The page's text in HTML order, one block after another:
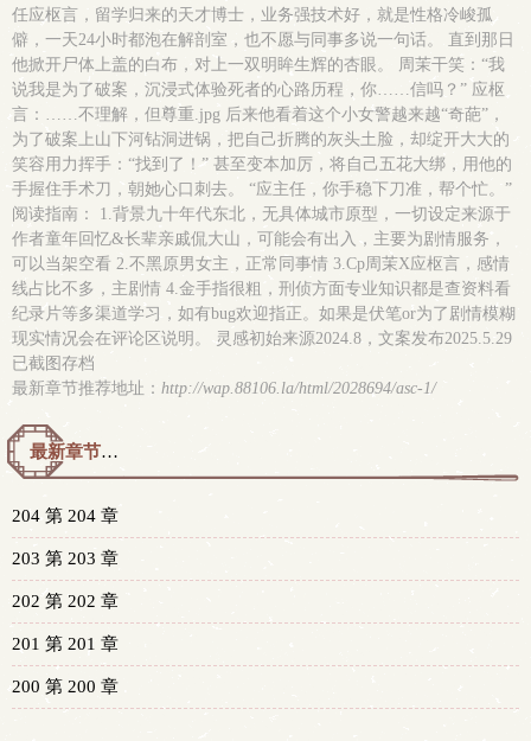
任应枢言，留学归来的天才博士，业务强技术好，就是性格冷峻孤
僻，一天24小时都泡在解剖室，也不愿与同事多说一句话。 直到那日
他掀开尸体上盖的白布，对上一双明眸生辉的杏眼。 周茉干笑：“我
说我是为了破案，沉浸式体验死者的心路历程，你……信吗？” 应枢
言：……不理解，但尊重.jpg 后来他看着这个小女警越来越“奇葩”，
为了破案上山下河钻洞进锅，把自己折腾的灰头土脸，却绽开大大的
笑容用力挥手：“找到了！” 甚至变本加厉，将自己五花大绑，用他的
手握住手术刀，朝她心口刺去。 “应主任，你手稳下刀准，帮个忙。”
阅读指南： 1.背景九十年代东北，无具体城市原型，一切设定来源于
作者童年回忆&长辈亲戚侃大山，可能会有出入，主要为剧情服务，
可以当架空看 2.不黑原男女主，正常同事情 3.Cp周茉X应枢言，感情
线占比不多，主剧情 4.金手指很粗，刑侦方面专业知识都是查资料看
纪录片等多渠道学习，如有bug欢迎指正。如果是伏笔or为了剧情模糊
现实情况会在评论区说明。 灵感初始来源2024.8，文案发布2025.5.29
已截图存档
最新章节推荐地址： http://wap.88106.la/html/2028694/asc-1/
最新章节预览 更新时间：2026-05-11T16:00:00
204 第 204 章
203 第 203 章
202 第 202 章
201 第 201 章
200 第 200 章